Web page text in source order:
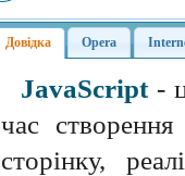
Довідка Opera
JavaScript-
час
сторінку,